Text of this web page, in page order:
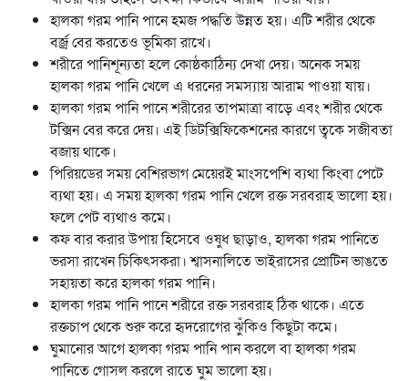
হালকা গরম পানি পানে হমজ পদ্ধতি উন্নত হয়। এটি শরীর থেকে
বর্জ্র বের করতেও ভূমিকা রাখে।
শরীরে পানিশূন্যতা হলে কোষ্ঠকাঠিন্য দেখা দেয়। অনেক সময়
হালকা গরম পানি খেলে এ ধরনের সমস্যায় আরাম পাওয়া যায়।
হালকা গরম পানি পানে শরীরের তাপমাত্রা বাড়ে এবং শরীর থেকে
টক্সিন বের করে দেয়। এই ডিটক্সিফিকেশনের কারণে ত্বকে সজীবতা
বজায় থাকে।
পিরিয়ডের সময় বেশিরভাগ মেয়েরই মাংসপেশি ব্যথা কিংবা পেটে
ব্যথা হয়। এ সময় হালকা গরম পানি খেলে রক্ত সরবরাহ ভালো হয়।
ফলে পেট ব্যথাও কমে।
কফ বার করার উপায় হিসেবে ওষুধ ছাড়াও, হালকা গরম পানিতে
ভরসা রাখেন চিকিৎসকরা। শ্বাসনালিতে ভাইরাসের প্রোটিন ভাঙতে
সহায়তা করে হালকা গরম পানি।
হালকা গরম পানি পানে শরীরে রক্ত সরবরাহ ঠিক থাকে। এতে
রক্তচাপ থেকে শুরু করে হৃদরোগের ঝুঁকিও কিছুটা কমে।
ঘুমানোর আগে হালকা গরম পানি পান করলে বা হালকা গরম
পানিতে গোসল করলে রাতে ঘুম ভালো হয়।